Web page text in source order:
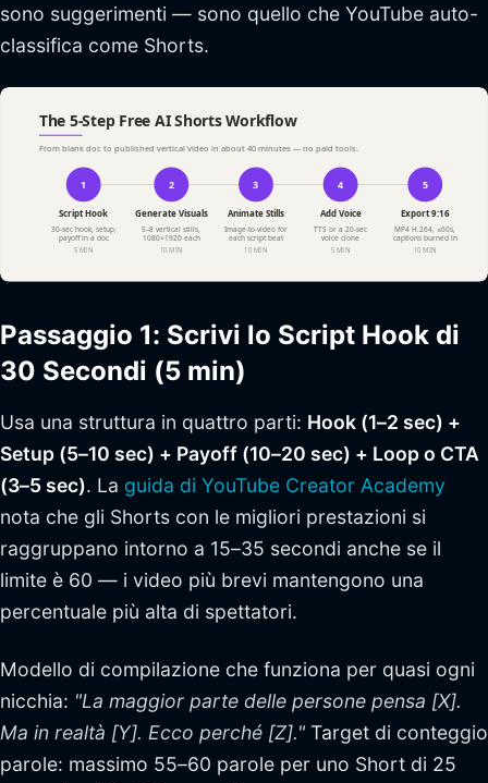
sono suggerimenti — sono quello che YouTube auto-
classifica come Shorts.
Passaggio 1: Scrivi lo Script Hook di
30 Secondi (5 min)
Usa una struttura in quattro parti: Hook (1–2 sec) +
Setup (5–10 sec) + Payoff (10–20 sec) + Loop o CTA
(3–5 sec). La guida di YouTube Creator Academy
nota che gli Shorts con le migliori prestazioni si
raggruppano intorno a 15–35 secondi anche se il
limite è 60 — i video più brevi mantengono una
percentuale più alta di spettatori.
Modello di compilazione che funziona per quasi ogni
nicchia: "La maggior parte delle persone pensa [X].
Ma in realtà [Y]. Ecco perché [Z]." Target di conteggio
parole: massimo 55–60 parole per uno Short di 25